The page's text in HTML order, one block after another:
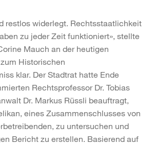
restlos widerlegt. Rechtsstaatlichkeit
zu jeder Zeit funktioniert», stellte
Mauch an der heutigen
Historischen
klar. Der Stadtrat hatte Ende
Rechtsprofessor Dr. Tobias
Dr. Markus Rüssli beauftragt,
eines Zusammenschlusses von
zu untersuchen und
Bericht zu erstellen. Basierend auf